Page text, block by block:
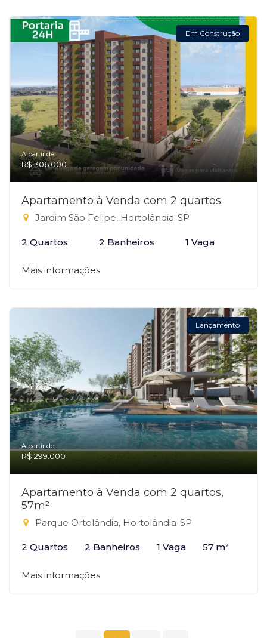
Em Construção
A partir de:
R$ 306.000
Apartamento à Venda com 2 quartos
Jardim São Felipe, Hortolândia-SP
2 Quartos 2 Banheiros 1 Vaga
Mais informações
Lançamento
A partir de:
R$ 299.000
Apartamento à Venda com 2 quartos,
57m²
Parque Ortolândia, Hortolândia-SP
2 Quartos 2 Banheiros 1 Vaga 57 m²
Mais informações